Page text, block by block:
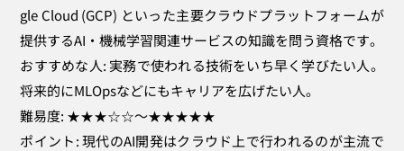
gle Cloud (GCP) といった主要クラウドプラットフォームが
提供するAI・機械学習関連サービスの知識を問う資格です。
おすすめな人: 実務で使われる技術をいち早く学びたい人。
将来的にMLOpsなどにもキャリアを広げたい人。
難易度: ★★★☆☆～★★★★★
ポイント: 現代のAI開発はクラウド上で行われるのが主流で